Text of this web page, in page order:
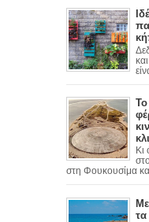
Κι
στη Φουκουσίμα
τα